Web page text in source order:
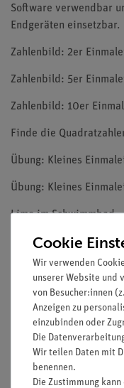
Software verwendbar
Endgeräten einsetzbar.
Zahlenbild: 2er
Zahlenbild: 5er
Zahlenbild: 10er
Finde die
Übung: Kleines
Übung: Kleines
Limo im Schwimmbad
Einführung zu
Einmaleins hören -
Hast du es
Zubehör
Cookie
Wir verwenden
unserer Website und
von Besucher:innen
Anzeigen zu
einzubinden oder
Die
Wir teilen Daten mit
benennen.
Die Zustimmung